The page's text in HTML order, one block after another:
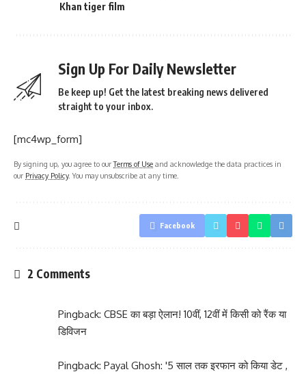
Khan tiger film
Sign Up For Daily Newsletter
Be keep up! Get the latest breaking news delivered
straight to your inbox.
[mc4wp_form]
By signing up, you agree to ourTerms of Use and acknowledge the data practices in
our Privacy Policy. You may unsubscribe at any time.
Facebook
2 Comments
Pingback: CBSE का बड़ा ऐलान! 10वीं, 12वीं में किसी को रैंक या
डिविजन
Pingback: Payal Ghosh: '5 साल तक इरफान को किया डेट ,